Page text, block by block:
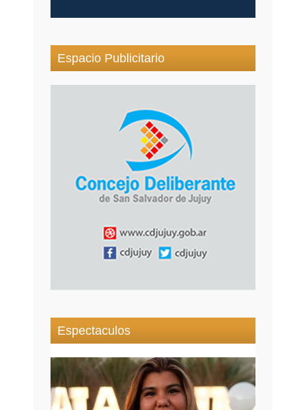
Espacio Publicitario
Espectaculos